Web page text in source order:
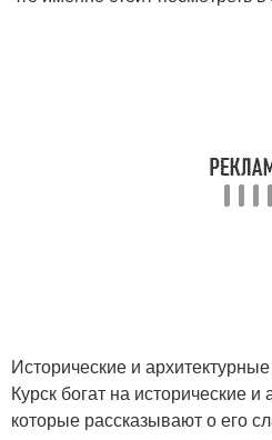
Исторические и
Курск богат на исторические
которые рассказывают о его